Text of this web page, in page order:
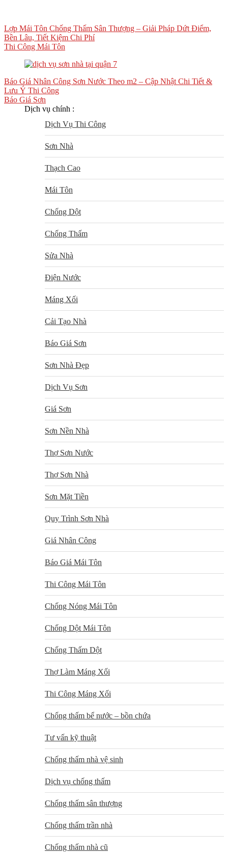
Lợp Mái Tôn Chống Thấm Sân Thượng – Giải Pháp Dứt Điểm,
Bền Lâu, Tiết Kiệm Chi Phí
Thi Công Mái Tôn
Báo Giá Nhân Công Sơn Nước Theo m2 – Cập Nhật Chi Tiết &
Lưu Ý Thi Công
Báo Giá Sơn
Dịch vụ chính :
Dịch Vụ Thi Công
Sơn Nhà
Thạch Cao
Mái Tôn
Chống Dột
Chống Thấm
Sửa Nhà
Điện Nước
Máng Xối
Cải Tạo Nhà
Báo Giá Sơn
Sơn Nhà Đẹp
Dịch Vụ Sơn
Giá Sơn
Sơn Nền Nhà
Thợ Sơn Nước
Thợ Sơn Nhà
Sơn Mặt Tiền
Quy Trình Sơn Nhà
Giá Nhân Công
Báo Giá Mái Tôn
Thi Công Mái Tôn
Chống Nóng Mái Tôn
Chống Dột Mái Tôn
Chống Thấm Dột
Thợ Làm Máng Xối
Thi Công Máng Xối
Chống thấm bể nước – bồn chứa
Tư vấn kỹ thuật
Chống thấm nhà vệ sinh
Dịch vụ chống thấm
Chống thấm sân thượng
Chống thấm trần nhà
Chống thấm nhà cũ